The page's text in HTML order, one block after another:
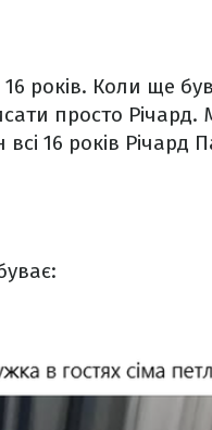
років. Коли ще
просто Річард.
16 років Річард